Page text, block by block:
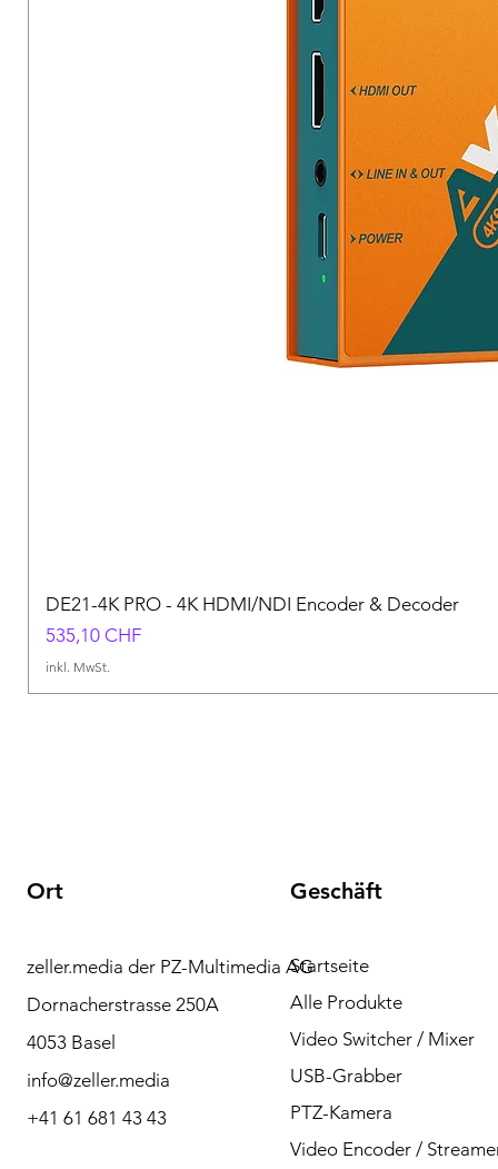
DE21-4K PRO - 4K HDMI/NDI Encoder & Decoder
Preis
535,10 CHF
inkl. MwSt.
Brauchen Sie Hilfe?
Bitte kontaktieren Sie
uns bei Fragen per
Telefon oder Mail.
Ort
zeller.media der PZ-Multimedia AG
Dornacherstrasse 250A
4053 Basel
info@zeller.media
+41 61 681 43 43
Geschäft
Startseite
Alle Produkte
Video Switcher / Mixer
USB-Grabber
PTZ-Kamera
Video Encoder /